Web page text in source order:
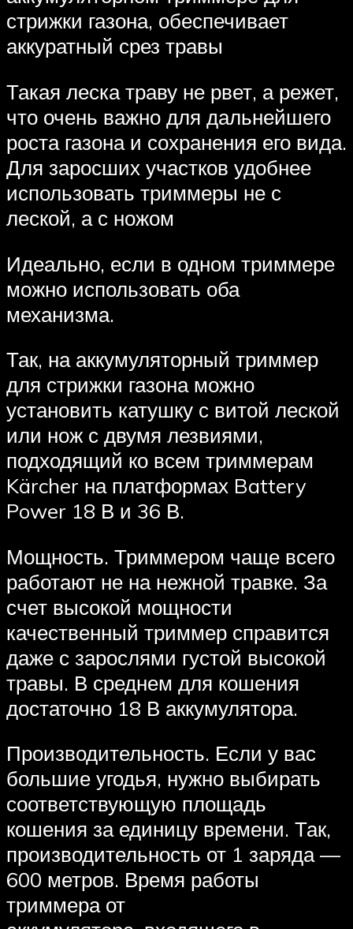
стрижки газона, обеспечивает
аккуратный срез травы
Такая леска траву не рвет, а режет,
что очень важно для дальнейшего
роста газона и сохранения его вида.
Для заросших участков удобнее
использовать триммеры не с
леской, а с ножом
Идеально, если в одном триммере
можно использовать оба
механизма.
Так, на аккумуляторный триммер
для стрижки газона можно
установить катушку с витой леской
или нож с двумя лезвиями,
подходящий ко всем триммерам
Kärcher на платформах Battery
Power 18 В и 36 В.
Мощность. Триммером чаще всего
работают не на нежной травке. За
счет высокой мощности
качественный триммер справится
даже с зарослями густой высокой
травы. В среднем для кошения
достаточно 18 В аккумулятора.
Производительность. Если у вас
большие угодья, нужно выбирать
соответствующую площадь
кошения за единицу времени. Так,
производительность от 1 заряда —
600 метров. Время работы
триммера от